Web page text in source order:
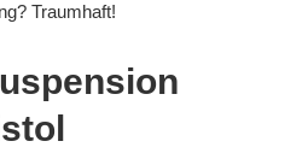
Traumhaft!